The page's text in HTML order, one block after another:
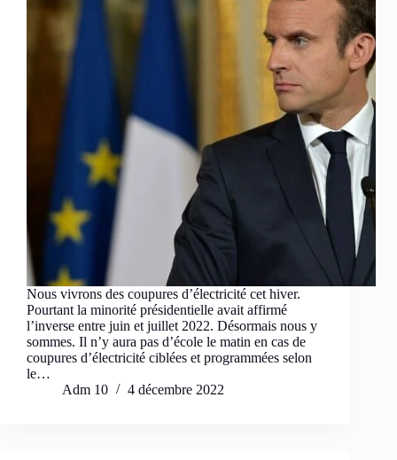
Nous vivrons des coupures d’électricité cet hiver.
Pourtant la minorité présidentielle avait affirmé
l’inverse entre juin et juillet 2022. Désormais nous y
sommes. Il n’y aura pas d’école le matin en cas de
coupures d’électricité ciblées et programmées selon
le…
Adm 10
4 décembre 2022